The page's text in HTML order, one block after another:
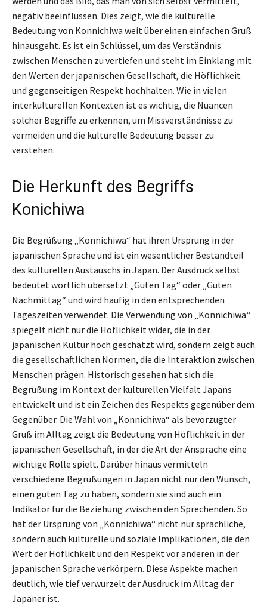
negativ beeinflussen. Dies zeigt, wie die kulturelle
Bedeutung von Konnichiwa weit über einen einfachen Gruß
hinausgeht. Es ist ein Schlüssel, um das Verständnis
zwischen Menschen zu vertiefen und steht im Einklang mit
den Werten der japanischen Gesellschaft, die Höflichkeit
und gegenseitigen Respekt hochhalten. Wie in vielen
interkulturellen Kontexten ist es wichtig, die Nuancen
solcher Begriffe zu erkennen, um Missverständnisse zu
vermeiden und die kulturelle Bedeutung besser zu
verstehen.
Die Herkunft des Begriffs
Konichiwa
Die Begrüßung „Konnichiwa“ hat ihren Ursprung in der
japanischen Sprache und ist ein wesentlicher Bestandteil
des kulturellen Austauschs in Japan. Der Ausdruck selbst
bedeutet wörtlich übersetzt „Guten Tag“ oder „Guten
Nachmittag“ und wird häufig in den entsprechenden
Tageszeiten verwendet. Die Verwendung von „Konnichiwa“
spiegelt nicht nur die Höflichkeit wider, die in der
japanischen Kultur hoch geschätzt wird, sondern zeigt auch
die gesellschaftlichen Normen, die die Interaktion zwischen
Menschen prägen. Historisch gesehen hat sich die
Begrüßung im Kontext der kulturellen Vielfalt Japans
entwickelt und ist ein Zeichen des Respekts gegenüber dem
Gegenüber. Die Wahl von „Konnichiwa“ als bevorzugter
Gruß im Alltag zeigt die Bedeutung von Höflichkeit in der
japanischen Gesellschaft, in der die Art der Ansprache eine
wichtige Rolle spielt. Darüber hinaus vermitteln
verschiedene Begrüßungen in Japan nicht nur den Wunsch,
einen guten Tag zu haben, sondern sie sind auch ein
Indikator für die Beziehung zwischen den Sprechenden. So
hat der Ursprung von „Konnichiwa“ nicht nur sprachliche,
sondern auch kulturelle und soziale Implikationen, die den
Wert der Höflichkeit und den Respekt vor anderen in der
japanischen Sprache verkörpern. Diese Aspekte machen
deutlich, wie tief verwurzelt der Ausdruck im Alltag der
Japaner ist.